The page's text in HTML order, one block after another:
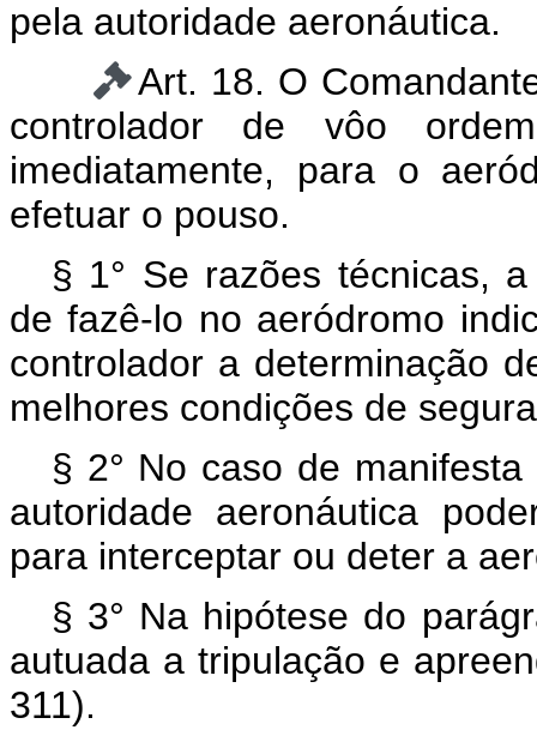
pela autoridade aeronáutica.
Art. 18. O
controlador de vôo
imediatamente, para o
efetuar o pouso.
§ 1° Se razões técnicas,
de fazê-lo no aeródromo
controlador a determinação
melhores condições de
§ 2° No caso de
autoridade aeronáutica
para interceptar ou deter a
§ 3° Na hipótese do
autuada a tripulação e
311).